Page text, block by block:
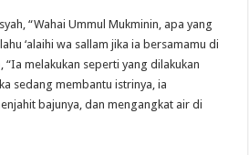
“Wahai Ummul Mukminin, apa yang
‘alaihi wa sallam jika ia bersamamu di
“Ia melakukan seperti yang dilakukan
sedang membantu istrinya, ia
bajunya, dan mengangkat air di